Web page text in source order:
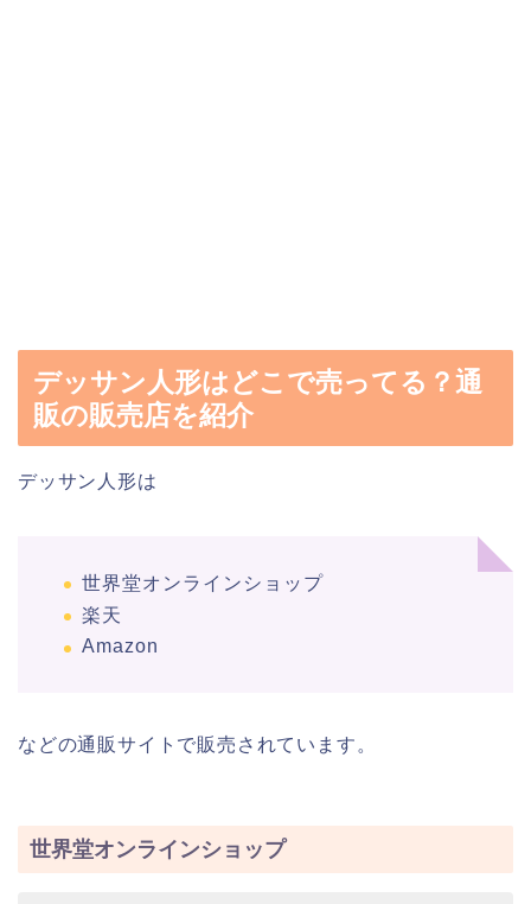
デッサン人形はどこで売ってる？通
販の販売店を紹介
デッサン人形は
世界堂オンラインショップ
楽天
Amazon
などの通販サイトで販売されています。
世界堂オンラインショップ